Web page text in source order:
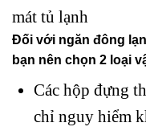
mát tủ lạnh
Đối với ngăn đông
bạn nên chọn 2 loại
Các hộp đựng
chỉ nguy hiểm